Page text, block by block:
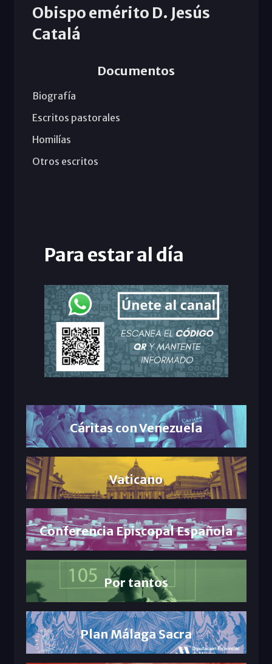
Obispo emérito D. Jesús
Catalá
Documentos
Biografía
Escritos pastorales
Homilías
Otros escritos
Para estar al día
Cáritas con Venezuela
Vaticano
Conferencia Episcopal Española
Por tantos
Plan Málaga Sacra